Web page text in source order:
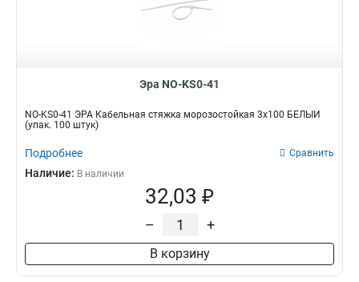
Эра NO-KS0-41
NO-KS0-41 ЭРА Кабельная стяжка морозостойкая 3x100 БЕЛЫЙ
(упак. 100 штук)
Подробнее Сравнить
Наличие: В наличии
32,03 ₽
– +
В корзину